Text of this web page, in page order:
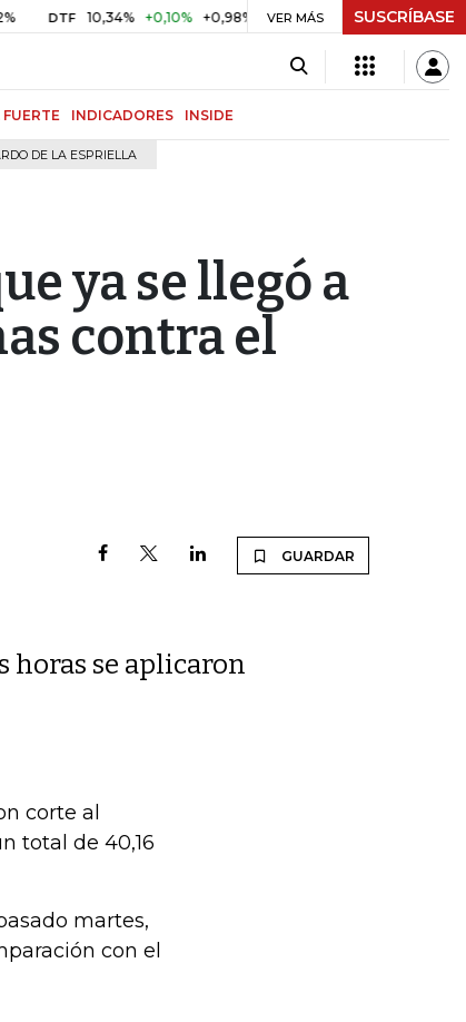
10,34% +0,10% +0,98% UVR $ 416,96 +$ 0,05 +0,01%
VER MÁS SUSCRÍBASE
FUERTE INDICADORES INSIDE
DE LA ESPRIELLA
ya se llegó a
contra el
GUARDAR
horas se aplicaron
corte al
total de 40,16
martes,
con el